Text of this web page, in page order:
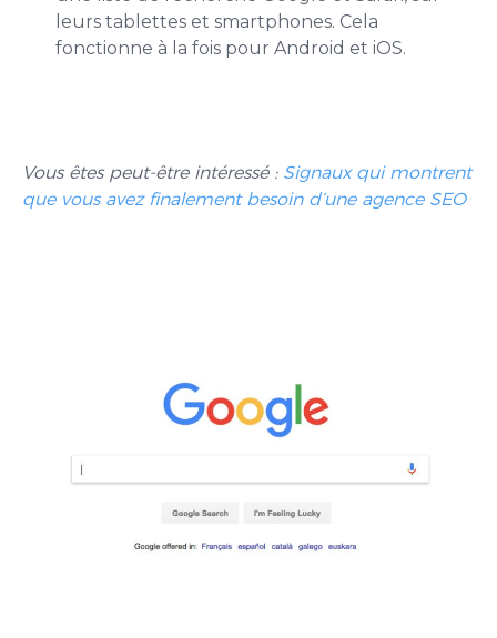
leurs tablettes et smartphones. Cela
fonctionne à la fois pour Android et iOS.
Vous êtes peut-être intéressé : Signaux qui montrent
que vous avez finalement besoin d’une agence SEO